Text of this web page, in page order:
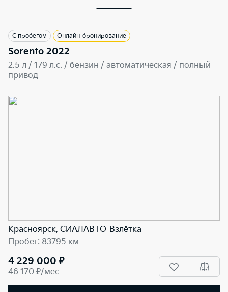
С пробегом Онлайн-бронирование
Sorento 2022
2.5 л / 179 л.c. / бензин / автоматическая / полный
привод
Красноярск, СИАЛАВТО-Взлётка
Пробег: 83795 км
4 229 000 ₽
46 170 ₽/мес